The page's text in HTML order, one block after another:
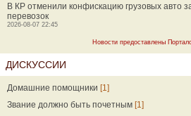
В КР отменили конфискацию грузовых авто
перевозок
2026-08-07 22:45
Новости предоставлены
ДИСКУССИИ
Домашние помощники [1]
Звание должно быть почетным [1]